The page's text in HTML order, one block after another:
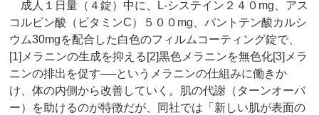
成人１日量（４錠）中に、L‐システイン２４０mg、アス
コルビン酸（ビタミンC）５００mg、パントテン酸カルシ
ウム30mgを配合した白色のフィルムコーティング錠で、
[1]メラニンの生成を抑える[2]黒色メラニンを無色化[3]メラ
ニンの排出を促す──というメラニンの仕組みに働きか
け、体の内側から改善していく。肌の代謝（ターンオーバ
ー）を助けるのが特徴だが、同社では「新しい肌が表面の